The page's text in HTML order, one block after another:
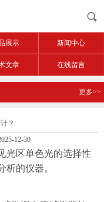
展示 新闻中心
文章 在线留言
更多>>
？
12-30
光区单色光的选择性
析的仪器。